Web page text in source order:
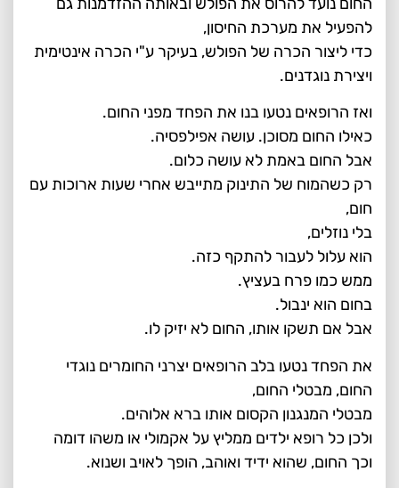
להפעיל את מערכת החיסון,
כדי ליצור הכרה של הפולש, בעיקר ע"י הכרה אינטימית
ויצירת נוגדנים.
ואז הרופאים נטעו בנו את הפחד מפני החום.
כאילו החום מסוכן. עושה אפילפסיה.
אבל החום באמת לא עושה כלום.
רק כשהמוח של התינוק מתייבש אחרי שעות ארוכות עם
חום,
בלי נוזלים,
הוא עלול לעבור להתקף כזה.
ממש כמו פרח בעציץ.
בחום הוא ינבול.
אבל אם תשקו אותו, החום לא יזיק לו.
את הפחד נטעו בלב הרופאים יצרני החומרים נוגדי
החום, מבטלי החום,
מבטלי המנגנון הקסום אותו ברא אלוהים.
ולכן כל רופא ילדים ממליץ על אקמולי או משהו דומה
וכך החום, שהוא ידיד ואוהב, הופך לאויב ושנוא.